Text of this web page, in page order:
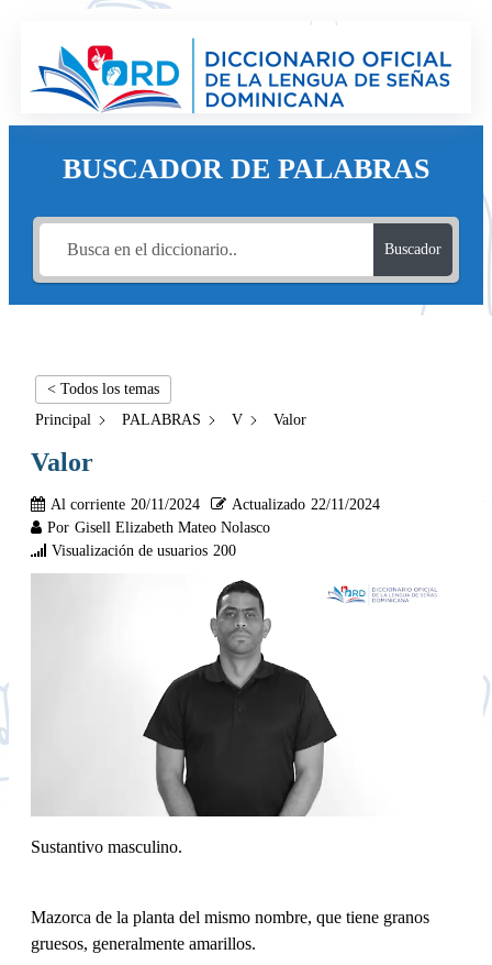
BUSCADOR DE PALABRAS
Buscador
< Todos los temas
Principal
PALABRAS V Valor
Valor
Al corriente 20/11/2024 Actualizado 22/11/2024
Por Gisell Elizabeth Mateo Nolasco
Visualización de usuarios 200
Sustantivo masculino.
Mazorca de la planta del mismo nombre, que tiene granos
gruesos, generalmente amarillos.